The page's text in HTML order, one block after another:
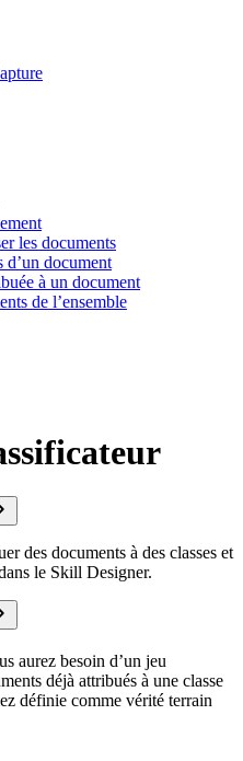
les documents
d’un document
à un document
de l’ensemble
des documents à des classes et
le Skill Designer.
aurez besoin d’un jeu
déjà attribués à une classe
définie comme vérité terrain